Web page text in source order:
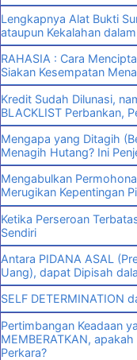
Lengkapnya Alat Bukti
ataupun Kekalahan
RAHASIA : Cara
Siakan Kesempatan
Kredit Sudah Dilunasi,
BLACKLIST Perbankan,
Mengapa yang Ditagih
Menagih Hutang? Ini
Mengabulkan
Merugikan Kepentingan
Ketika Perseroan
Sendiri
Antara PIDANA ASAL
Uang), dapat Dipisah
SELF DETERMINATION
Pertimbangan Keadaan
MEMBERATKAN,
Perkara?